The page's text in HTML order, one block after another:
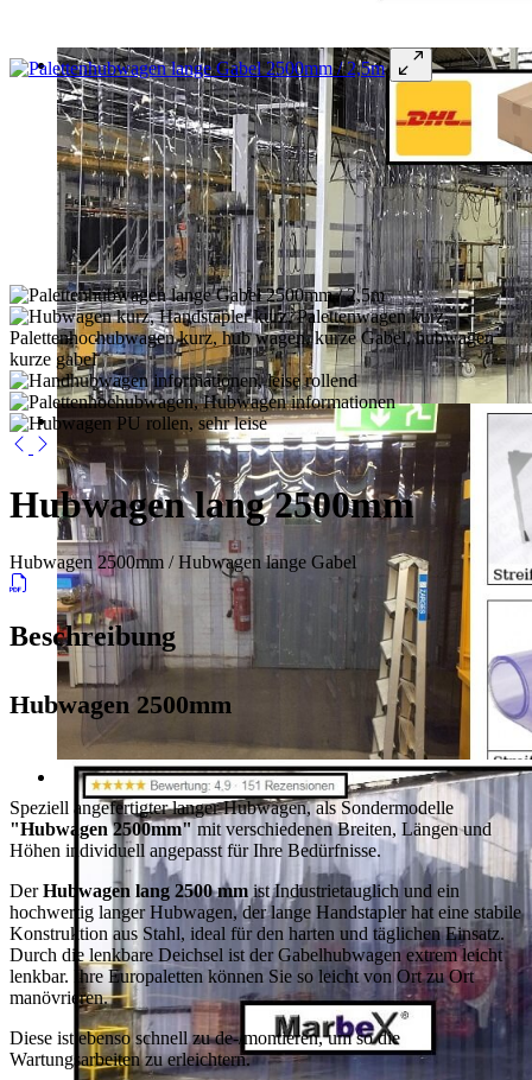
Hubwagen lang 2500mm
Hubwagen 2500mm / Hubwagen lange Gabel
Beschreibung
Hubwagen 2500mm
Speziell angefertigter langer Hubwagen, als Sondermodelle
"Hubwagen 2500mm" mit verschiedenen Breiten, Längen und
Höhen individuell angepasst für Ihre Bedürfnisse.
DerHubwagen lang 2500 mm ist Industrietauglich und ein
hochwertig langer Hubwagen, der lange Handstapler hat eine stabile
Konstruktion aus Stahl, ideal für den harten und täglichen Einsatz.
Durch die lenkbare Deichsel ist der Gabelhubwagen extrem leicht
lenkbar. Ihre Europaletten können Sie so leicht von Ort zu Ort
manövrieren.
Diese ist ebenso schnell zu de-/montieren, um so die
Wartungsarbeiten zu erleichtern.